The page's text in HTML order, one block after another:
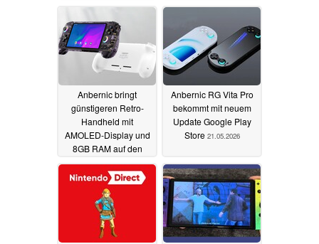
Anbernic bringt
günstigeren Retro-
Handheld mit
AMOLED-Display und
8GB RAM auf den
Markt21.05.2026
Anbernic RG Vita Pro
bekommt mit neuem
Update Google Play
Store 21.05.2026